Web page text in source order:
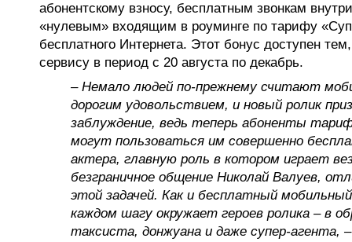
абонентскому взносу, бесплатным звонкам
«нулевым» входящим в роуминге по тарифу
бесплатного Интернета. Этот бонус доступен
сервису в период с 20 августа по декабрь.
– Немало людей по-прежнему считают
дорогим удовольствием, и новый ролик
заблуждение, ведь теперь абоненты
могут пользоваться им совершенно
актера, главную роль в котором играет
безграничное общение Николай Валуев,
этой задачей. Как и бесплатный
каждом шагу окружает героев ролика – в
таксиста, донжуана и даже супер-агента,